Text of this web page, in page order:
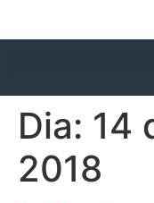
Dia: 14
2018